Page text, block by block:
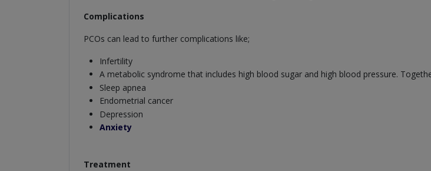
Complications
PCOs can lead to further complications like;
Infertility
A metabolic syndrome that includes high blood sugar and high blood pressure.
Sleep apnea
Endometrial cancer
Depression
Anxiety
Treatment